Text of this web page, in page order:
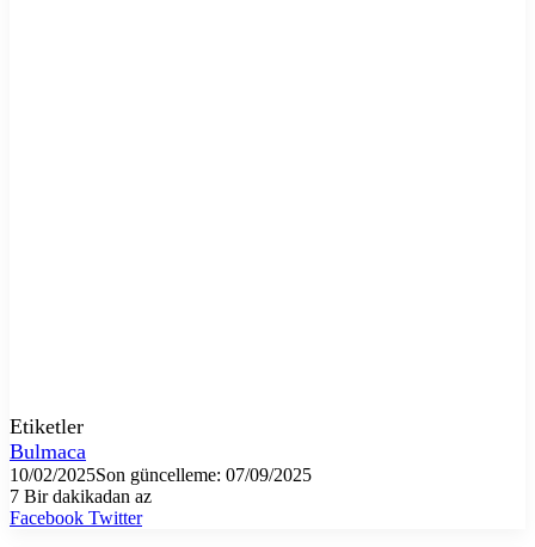
Etiketler
Bulmaca
10/02/2025Son güncelleme: 07/09/2025
7 Bir dakikadan az
Facebook TwitterLinkedIn
Tumblr
Pinterest
Reddit
VKontakte
E-
Yazdır